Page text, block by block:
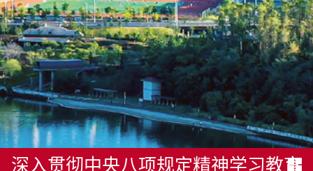
深入贯彻中央八项规定精神学习教育